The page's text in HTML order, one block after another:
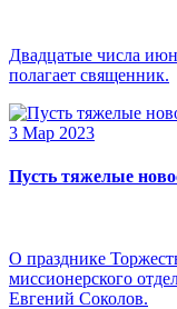
Двадцатые числа
полагает священник.
3 Мар 2023
Пусть тяжелые
О празднике
миссионерского
Евгений Соколов.